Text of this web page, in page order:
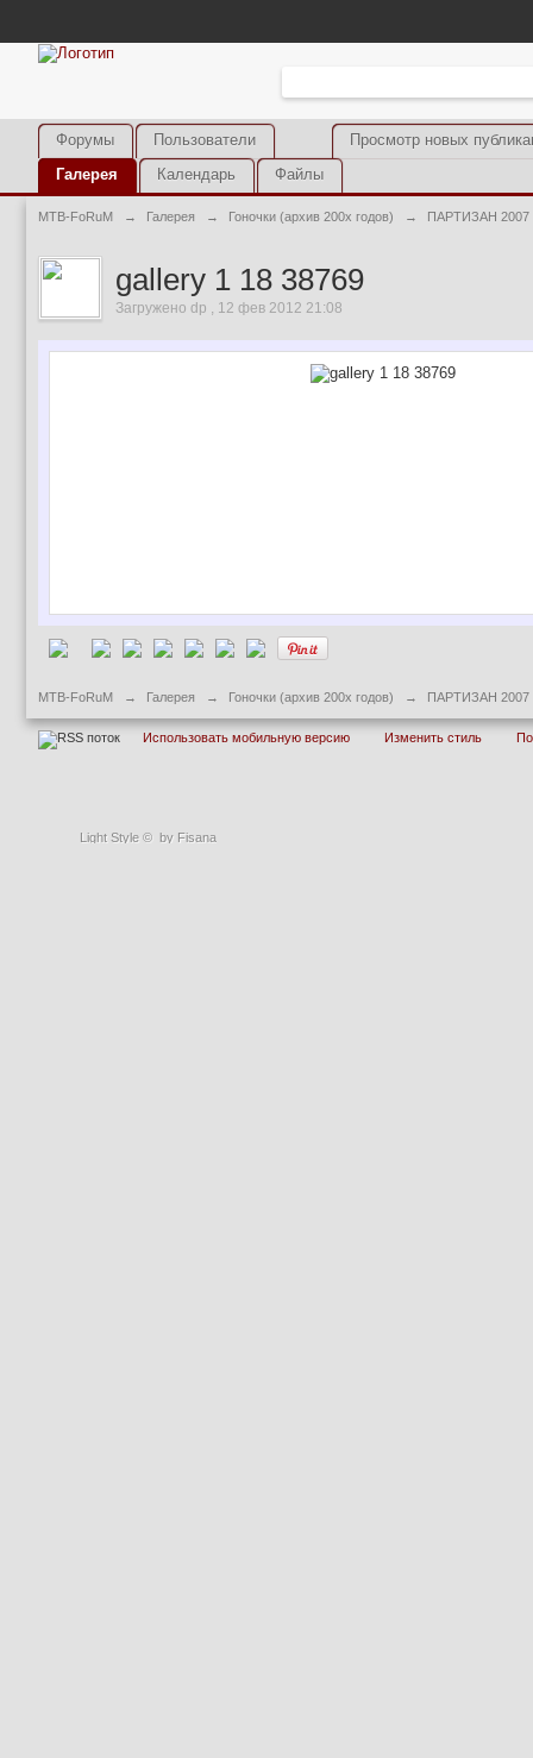
Light Style © by Fisana
Просмотр новых
Форумы
Пользователи
Галерея
Календарь Файлы
MTB-FoRuM → Галерея → Гоночки (архив 200х годов) → ПАРТИЗАН 2007
gallery 1 18 38769
Загружено dp , 12 фев 2012 21:08
MTB-FoRuM → Галерея → Гоночки (архив 200х годов) → ПАРТИЗАН 2007
Использовать мобильную версию Изменить стиль